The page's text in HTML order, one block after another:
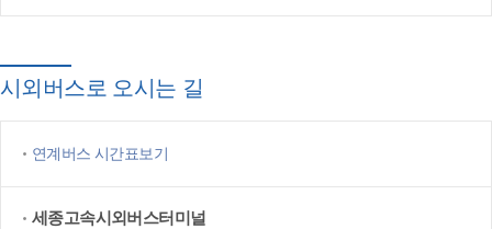
시외버스로 오시는 길
연계버스 시간표보기
세종고속시외버스터미널